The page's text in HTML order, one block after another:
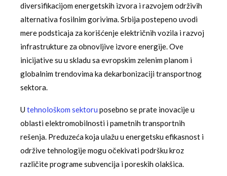
diversifikacijom energetskih izvora i razvojem održivih
alternativa fosilnim gorivima. Srbija postepeno uvodi
mere podsticaja za korišćenje električnih vozila i razvoj
infrastrukture za obnovljive izvore energije. Ove
inicijative su u skladu sa evropskim zelenim planom i
globalnim trendovima ka dekarbonizaciji transportnog
sektora.
Utehnološkom sektoru posebno se prate inovacije u
oblasti elektromobilnosti i pametnih transportnih
rešenja. Preduzeća koja ulažu u energetsku efikasnost i
održive tehnologije mogu očekivati podršku kroz
različite programe subvencija i poreskih olakšica.